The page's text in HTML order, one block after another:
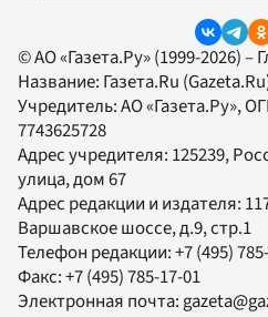
© АО «Газета.Ру» (1999-2026) –
Название: Газета.Ru
Учредитель:АО «Газета.Ру»,
7743625728
Адрес учредителя: 125239,
улица, дом 67
Адрес редакции и издателя:
Варшавское шоссе, д.9, стр.1
Телефон редакции:+7 (495)
Факс:+7 (495) 785-17-01
Электронная почта: